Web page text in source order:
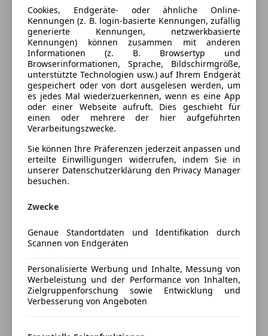
Sitzheizung
Start/Stop-Automatik
Unterhaltung/Media
CD
Soundsystem
Sicherheit
ABS
Beifahrerairbag
ESP
Fahrerairbag
Kopfairbag
Seitenairbag
Tagfahrlicht
Xenonscheinwerfer
Zentralverriegelung mit Funkfernbedienung
Extras
Alufelgen
Lackierung
Metallic
Farbe der
Innenausstattung
Schwarz
Innenausstattung Stoff
Fahrzeugbeschreibung
Ausstattungs-Paket: Attraction, Außenspiegel
Außenspiegel Wagenfarbe, Dynamik-Fahrwerk,
Staub- und Pollenfilter, Reifen-Reparaturkit,
Schadstoffarm nach Abgasnorm Euro 5, Sitz vorn
Zeitgeist, Stoßfänger lackiert, Ablage- und
Gepäckraum-Paket, Gepäckraum-Paket, Ablage-
Paket, Scheibenwaschdüsen heizbar, Frontscheibe
Sitz-Paket, Einstiegshilfe Easy-Entry, Sitz vorn rechts
Mehr anzeigen
Cookies, Endgeräte- oder ähnliche Online-
Kennungen (z. B. login-basierte Kennungen, zufällig
generierte Kennungen, netzwerkbasierte
Kennungen) können zusammen mit anderen
Informationen (z. B. Browsertyp und
Browserinformationen, Sprache, Bildschirmgröße,
unterstützte Technologien usw.) auf Ihrem Endgerät
gespeichert oder von dort ausgelesen werden, um
es jedes Mal wiederzuerkennen, wenn es eine App
oder einer Webseite aufruft. Dies geschieht für
einen oder mehrere der hier aufgeführten
Verarbeitungszwecke.
Sie können Ihre Präferenzen jederzeit anpassen und
erteilte Einwilligungen widerrufen, indem Sie in
unserer Datenschutzerklärung den Privacy Manager
besuchen.
Zwecke
Genaue Standortdaten und Identifikation durch
Scannen von Endgeräten
Personalisierte Werbung und Inhalte, Messung von
Werbeleistung und der Performance von Inhalten,
Zielgruppenforschung sowie Entwicklung und
Verbesserung von Angeboten